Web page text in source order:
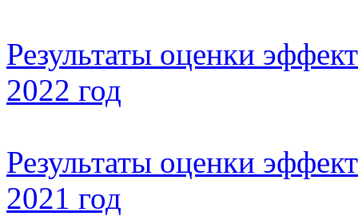
Результаты оценки
2022 год
Результаты оценки
2021 год